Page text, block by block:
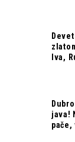
Iva,
java!
pače,